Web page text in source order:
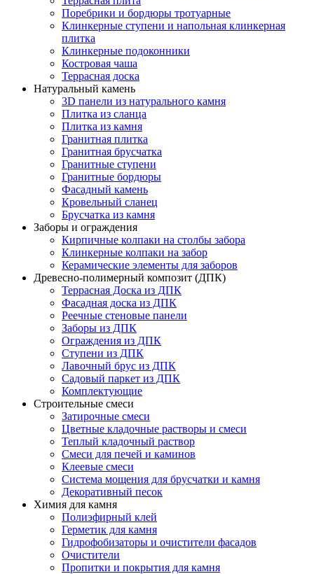
Поребрики и бордюры тротуарные
Клинкерные ступени и напольная клинкерная
плитка
Клинкерные подоконники
Костровая чаша
Террасная доска
Натуральный камень
3D панели из натурального камня
Плитка из сланца
Плитка из камня
Гранитная плитка
Гранитная брусчатка
Гранитные ступени
Гранитные бордюры
Фасадный камень
Кровельный сланец
Брусчатка из камня
Заборы и ограждения
Кирпичные колпаки на столбы забора
Клинкерные колпаки на забор
Керамические элементы для заборов
Древесно-полимерный композит (ДПК)
Террасная Доска из ДПК
Фасадная доска из ДПК
Реечные стеновые панели
Заборы из ДПК
Ограждения из ДПК
Ступени из ДПК
Лавочный брус из ДПК
Садовый паркет из ДПК
Комплектующие
Строительные смеси
Затирочные смеси
Цветные кладочные растворы и смеси
Теплый кладочный раствор
Смеси для печей и каминов
Клеевые смеси
Система мощения для брусчатки и камня
Декоративный песок
Химия для камня
Полиэфирный клей
Герметик для камня
Гидрофобизаторы и очистители фасадов
Очистители
Пропитки и покрытия для камня